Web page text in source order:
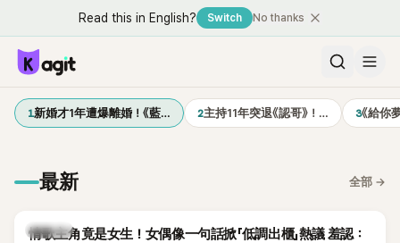
Read this in English? Switch No thanks
1新婚才1年遭爆離婚！《藍… 2主持11年突退《認哥》！… 3《給你
最新 全部 →
K-POP
情歌主角竟是女生！女偶像一句話掀「低調出櫃」熱議 羞認：